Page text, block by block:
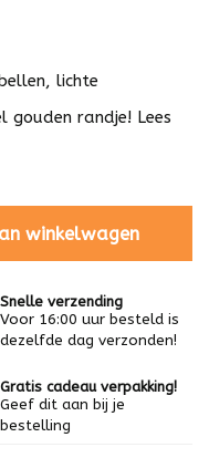
lichte
gouden randje! Lees
winkelwagen
Snelle verzending
Voor 16:00 uur besteld is
dezelfde dag verzonden!
Gratis cadeau verpakking!
Geef dit aan bij je
bestelling